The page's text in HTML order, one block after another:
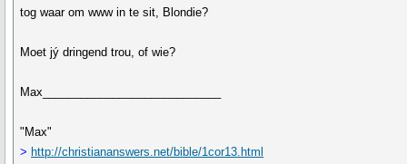
tog waar om www in te sit, Blondie?
Moet jý dringend trou, of wie?
Max____________________________
"Max"
> http://christiananswers.net/bible/1cor13.html